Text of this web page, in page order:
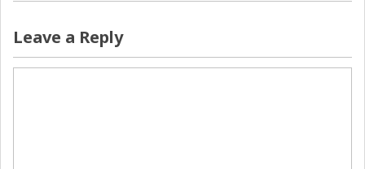
Leave a Reply